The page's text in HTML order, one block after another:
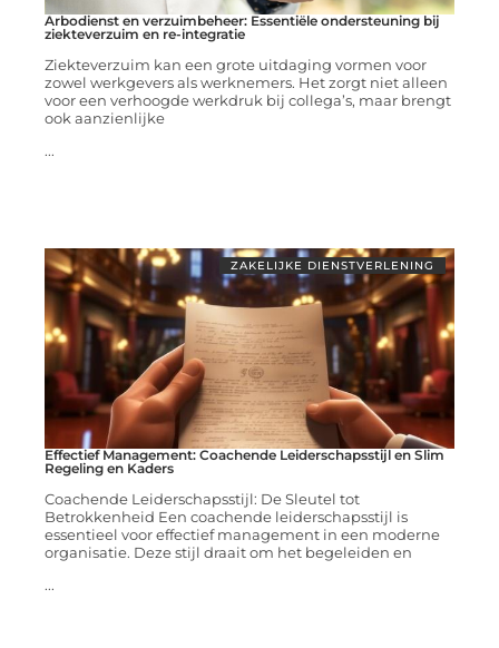
Arbodienst en verzuimbeheer: Essentiële ondersteuning bij
ziekteverzuim en re-integratie
Ziekteverzuim kan een grote uitdaging vormen voor
zowel werkgevers als werknemers. Het zorgt niet alleen
voor een verhoogde werkdruk bij collega’s, maar brengt
ook aanzienlijke
...
ZAKELIJKE DIENSTVERLENING
Effectief Management: Coachende Leiderschapsstijl en Slim
Regeling en Kaders
Coachende Leiderschapsstijl: De Sleutel tot
Betrokkenheid Een coachende leiderschapsstijl is
essentieel voor effectief management in een moderne
organisatie. Deze stijl draait om het begeleiden en
...